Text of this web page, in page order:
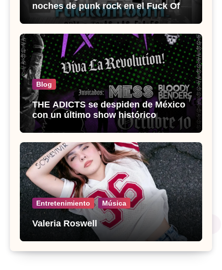
noches de punk rock en el Fuck Off
Room
Blog
THE ADICTS se despiden de México
con un último show histórico
Entretenimiento Música
Valeria Roswell